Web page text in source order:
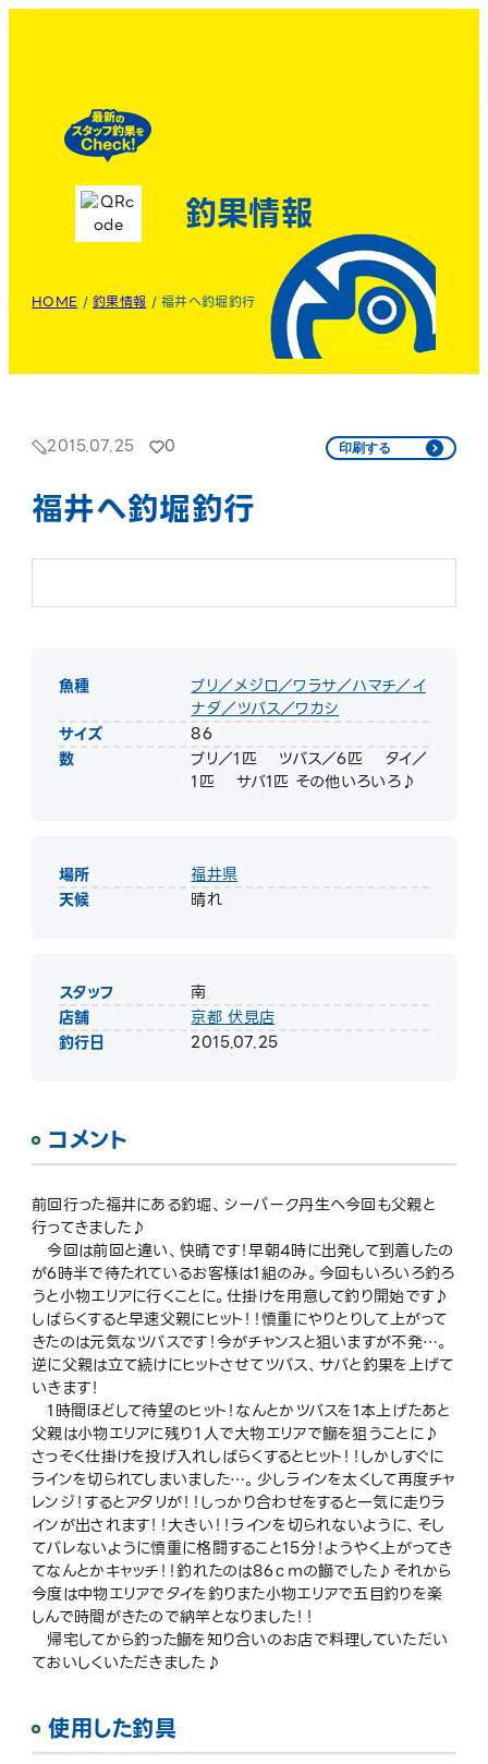
釣果情報
HOME /釣果情報 /福井へ釣堀釣行
2015.07.25 0 印刷する
福井へ釣堀釣行
魚種
ブリ／メジロ／ワラサ／ハマチ／イ
ナダ／ツバス／ワカシ
サイズ
86
数
ブリ／1匹 ツバス／6匹 タイ／
1匹 サバ1匹 その他いろいろ♪
場所
福井県
天候
晴れ
スタッフ
南
店舗
京都 伏見店
釣行日
2015.07.25
コメント
前回行った福井にある釣堀、シーパーク丹生へ今回も父親と
行ってきました♪
今回は前回と違い、快晴です！早朝4時に出発して到着したの
が6時半で待たれているお客様は1組のみ。今回もいろいろ釣ろ
うと小物エリアに行くことに。仕掛けを用意して釣り開始です♪
しばらくすると早速父親にヒット！！慎重にやりとりして上がって
きたのは元気なツバスです！今がチャンスと狙いますが不発…。
逆に父親は立て続けにヒットさせてツバス、サバと釣果を上げて
いきます！
1時間ほどして待望のヒット！なんとかツバスを1本上げたあと
父親は小物エリアに残り１人で大物エリアで鰤を狙うことに♪
さっそく仕掛けを投げ入れしばらくするとヒット！！しかしすぐに
ラインを切られてしまいました…。少しラインを太くして再度チャ
レンジ！するとアタリが！！しっかり合わせをすると一気に走りラ
インが出されます！！大きい！！ラインを切られないように、そし
てバレないように慎重に格闘すること15分！ようやく上がってき
てなんとかキャッチ！！釣れたのは86ｃｍの鰤でした♪それから
今度は中物エリアでタイを釣りまた小物エリアで五目釣りを楽
しんで時間がきたので納竿となりました！！
帰宅してから釣った鰤を知り合いのお店で料理していただい
ておいしくいただきました♪
使用した釣具